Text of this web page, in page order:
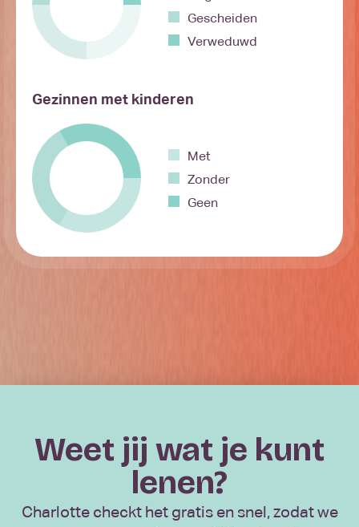
Gescheiden
Verweduwd
Gezinnen met kinderen
Met
Zonder
Geen
Weet jij wat je kunt
lenen?
Charlotte checkt het gratis en snel, zodat we